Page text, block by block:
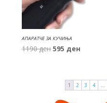
АПАРАТЧЕ ЗА КУЧИЊА
1190ден Original
1190 ден.
595 денCurrent
595 ден.
1 2 3 4